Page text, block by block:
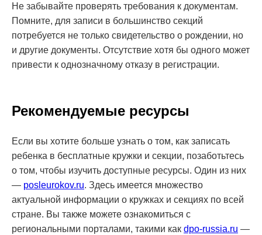
Не забывайте проверять требования к документам.
Помните, для записи в большинство секций
потребуется не только свидетельство о рождении, но
и другие документы. Отсутствие хотя бы одного может
привести к однозначному отказу в регистрации.
Рекомендуемые ресурсы
Если вы хотите больше узнать о том, как записать
ребенка в бесплатные кружки и секции, позаботьтесь
о том, чтобы изучить доступные ресурсы. Один из них
— posleurokov.ru. Здесь имеется множество
актуальной информации о кружках и секциях по всей
стране. Вы также можете ознакомиться с
региональными порталами, такими как dpo-russia.ru —